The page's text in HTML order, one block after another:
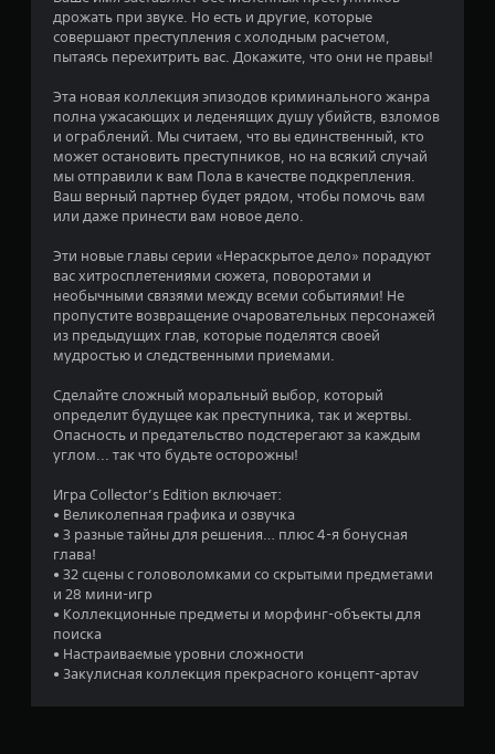
д
н
а
о
с
н
в
а
и
и
3
о
дрожать при звуке. Но есть и другие, которые
совершают преступления с холодным расчетом,
пытаясь перехитрить вас. Докажите, что они не правы!
Эта новая коллекция эпизодов криминального жанра
полна ужасающих и леденящих душу убийств, взломов
и ограблений. Мы считаем, что вы единственный, кто
может остановить преступников, но на всякий случай
мы отправили к вам Пола в качестве подкрепления.
Ваш верный партнер будет рядом, чтобы помочь вам
или даже принести вам новое дело.
Эти новые главы серии «Нераскрытое дело» порадуют
вас хитросплетениями сюжета, поворотами и
необычными связями между всеми событиями! Не
пропустите возвращение очаровательных персонажей
из предыдущих глав, которые поделятся своей
мудростью и следственными приемами.
Сделайте сложный моральный выбор, который
определит будущее как преступника, так и жертвы.
Опасность и предательство подстерегают за каждым
углом... так что будьте осторожны!
Игра Collector’s Edition включает:
• Великолепная графика и озвучка
• 3 разные тайны для решения… плюс 4-я бонусная
глава!
• 32 сцены с головоломками со скрытыми предметами
и 28 мини-игр
• Коллекционные предметы и морфинг-объекты для
поиска
• Настраиваемые уровни сложности
• Закулисная коллекция прекрасного концепт-артаv